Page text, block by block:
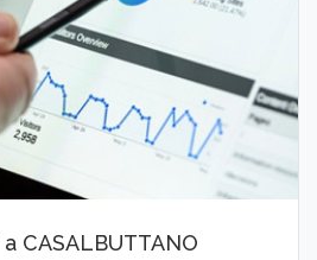
CASALBUTTANO